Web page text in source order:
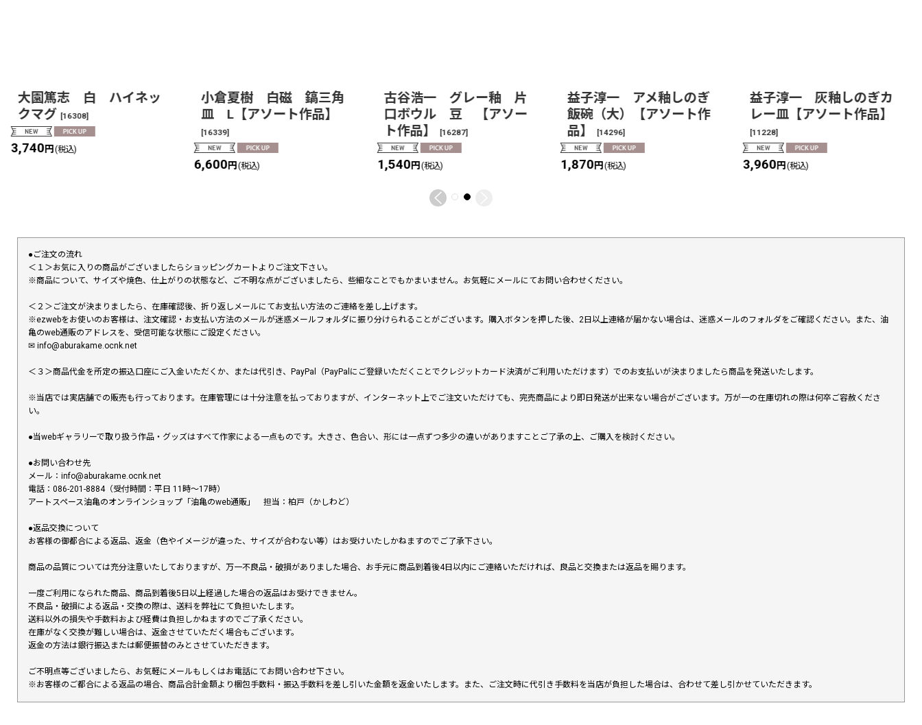
大園篤志 白 ハイネッ
クマグ [16308]
3,740円 (税込)
小倉夏樹 白磁 鎬三角
皿 L【アソート作品】
[16339]
6,600円 (税込)
古谷浩一 グレー釉 片
口ボウル 豆 【アソー
ト作品】
[16287]
1,540円 (税込)
益子淳一 アメ釉しのぎ
飯碗（大）【アソート作
品】
[14296]
1,870円 (税込)
益子淳一 灰釉しのぎカ
レー皿【アソート作品】
[11228]
3,960円 (税込)
●ご注文の流れ
＜１＞お気に入りの商品がございましたらショッピングカートよりご注文下さい。
※商品について、サイズや焼色、仕上がりの状態など、ご不明な点がございましたら、些細なことでもかまいません。お気軽にメールにてお問い合わせください。
＜２＞ご注文が決まりましたら、在庫確認後、折り返しメールにてお支払い方法のご連絡を差し上げます。
※ezwebをお使いのお客様は、注文確認・お支払い方法のメールが迷惑メールフォルダに振り分けられることがございます。購入ボタンを押した後、2日以上連絡が届かない場合は、迷惑メールのフォルダをご確認ください。また、油
亀のweb通販のアドレスを、受信可能な状態にご設定ください。
✉︎ info@aburakame.ocnk.net
＜３＞商品代金を所定の振込口座にご入金いただくか、または代引き、PayPal（PayPalにご登録いただくことでクレジットカード決済がご利用いただけます）でのお支払いが決まりましたら商品を発送いたします。
※当店では実店舗での販売も行っております。在庫管理には十分注意を払っておりますが、インターネット上でご注文いただけても、完売商品により即日発送が出来ない場合がございます。万が一の在庫切れの際は何卒ご容赦くださ
い。
●当webギャラリーで取り扱う作品・グッズはすべて作家による一点ものです。大きさ、色合い、形には一点ずつ多少の違いがありますことご了承の上、ご購入を検討ください。
●お問い合わせ先
メール：info@aburakame.ocnk.net
電話：086-201-8884（受付時間：平日 11時〜17時）
アートスペース油亀のオンラインショップ「油亀のweb通販」 担当：柏戸（かしわど）
●返品交換について
お客様の御都合による返品、返金（色やイメージが違った、サイズが合わない等）はお受けいたしかねますのでご了承下さい。
商品の品質については充分注意いたしておりますが、万一不良品・破損がありました場合、お手元に商品到着後4日以内にご連絡いただければ、良品と交換または返品を賜ります。
一度ご利用になられた商品、商品到着後5日以上経過した場合の返品はお受けできません。
不良品・破損による返品・交換の際は、送料を弊社にて負担いたします。
送料以外の損失や手数料および経費は負担しかねますのでご了承ください。
在庫がなく交換が難しい場合は、返金させていただく場合もございます。
返金の方法は銀行振込または郵便振替のみとさせていただきます。
ご不明点等ございましたら、お気軽にメールもしくはお電話にてお問い合わせ下さい。
※お客様のご都合による返品の場合、商品合計金額より梱包手数料・振込手数料を差し引いた金額を返金いたします。また、ご注文時に代引き手数料を当店が負担した場合は、合わせて差し引かせていただきます。